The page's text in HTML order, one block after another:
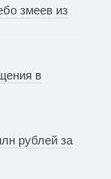
змеев из
в
рублей за